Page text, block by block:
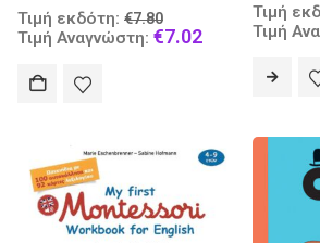
Τιμή εκδότη: €7.80
price
Τιμή Αναγνώστη: €7.02Current
Τιμή
Τιμή